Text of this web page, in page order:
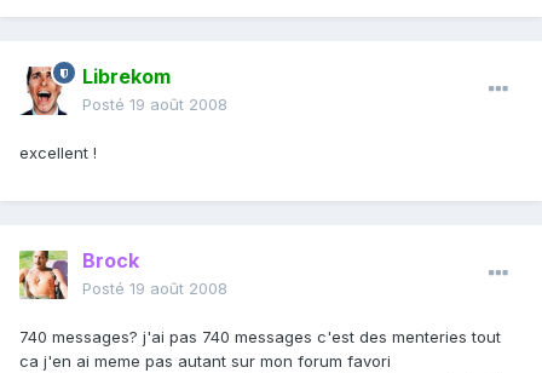
Librekom
Posté 19 août 2008
excellent !
Brock
Posté 19 août 2008
740 messages? j'ai pas 740 messages c'est des menteries tout
ca j'en ai meme pas autant sur mon forum favori